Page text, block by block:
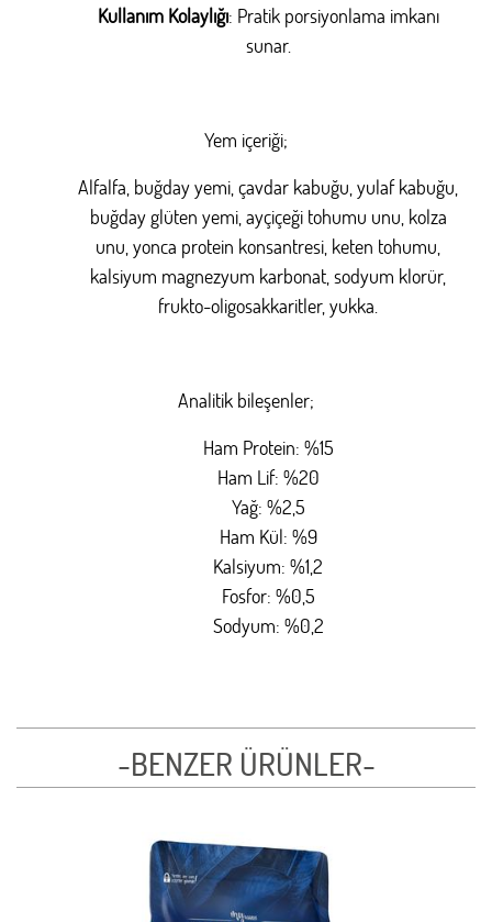
Kullanım Kolaylığı: Pratik porsiyonlama imkanı
sunar.
Yem içeriği;
Alfalfa, buğday yemi, çavdar kabuğu, yulaf kabuğu,
buğday glüten yemi, ayçiçeği tohumu unu, kolza
unu, yonca protein konsantresi, keten tohumu,
kalsiyum magnezyum karbonat, sodyum klorür,
frukto-oligosakkaritler, yukka.
Analitik bileşenler;
Ham Protein: %15
Ham Lif: %20
Yağ: %2,5
Ham Kül: %9
Kalsiyum: %1,2
Fosfor: %0,5
Sodyum: %0,2
-BENZER ÜRÜNLER-